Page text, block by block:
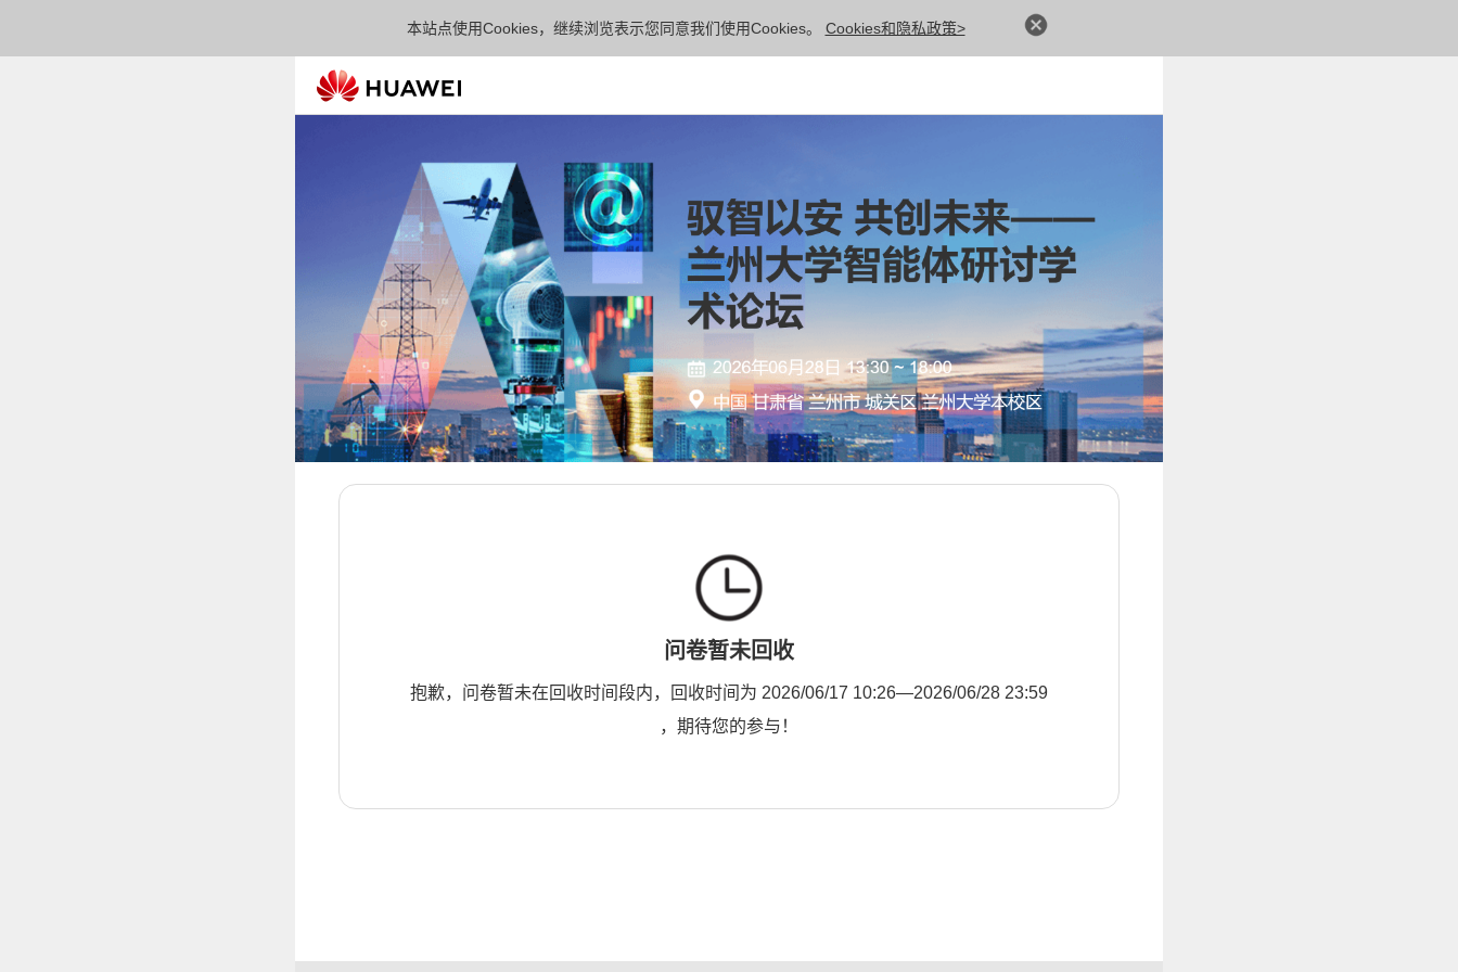
本站点使用Cookies，继续浏览表示您同意我们使用Cookies。 Cookies和隐私政策>
问卷暂未回收
抱歉，问卷暂未在回收时间段内，回收时间为 2026/06/17 10:26—2026/06/28 23:59
，期待您的参与！